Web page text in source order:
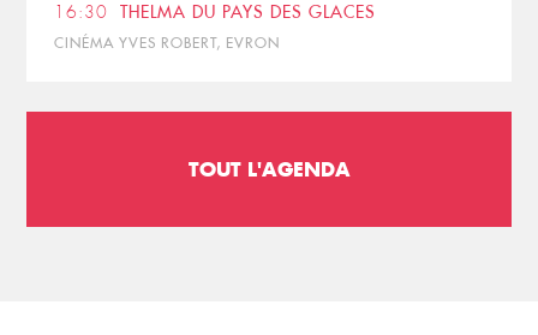
16:30 THELMA DU PAYS DES GLACES
CINÉMA YVES ROBERT, EVRON
TOUT L'AGENDA